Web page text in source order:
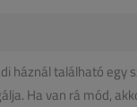
háznál található egy
Ha van rá mód,